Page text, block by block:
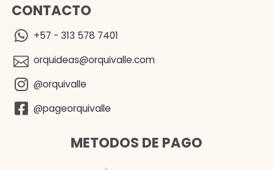
CONTACTO
+57 - 313 578 7401
orquideas@orquivalle.com
@orquivalle
@pageorquivalle
METODOS DE PAGO